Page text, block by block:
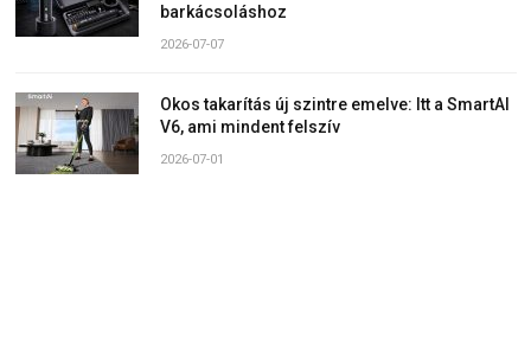
barkácsoláshoz
2026-07-07
Okos takarítás új szintre emelve: Itt a SmartAI
V6, ami mindent felszív
2026-07-01